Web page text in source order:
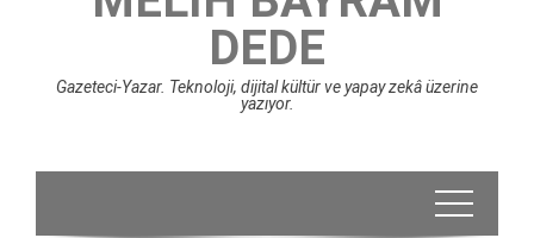
DEDE
Gazeteci-Yazar. Teknoloji, dijital kültür ve yapay zekâ üzerine
yazıyor.